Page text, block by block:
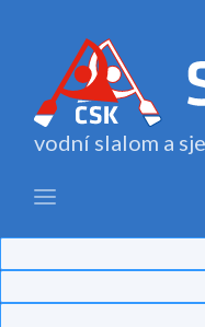
vodní slalom a